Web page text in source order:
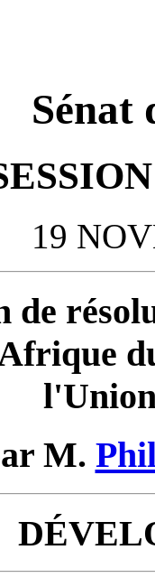
Sénat
19
de
M.